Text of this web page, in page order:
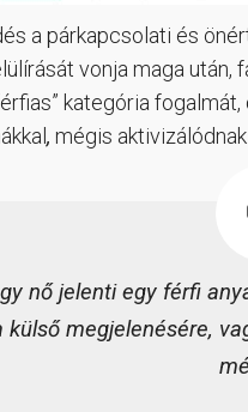
a párkapcsolati és
vonja maga után,
kategória
, mégis
nő jelenti egy férfi
megjelenésére,